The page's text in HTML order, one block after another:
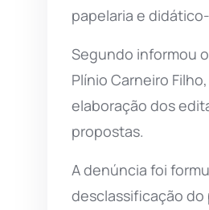
papelaria e
Segundo informou
Plínio Carneiro
elaboração dos
propostas.
A denúncia foi
desclassificação